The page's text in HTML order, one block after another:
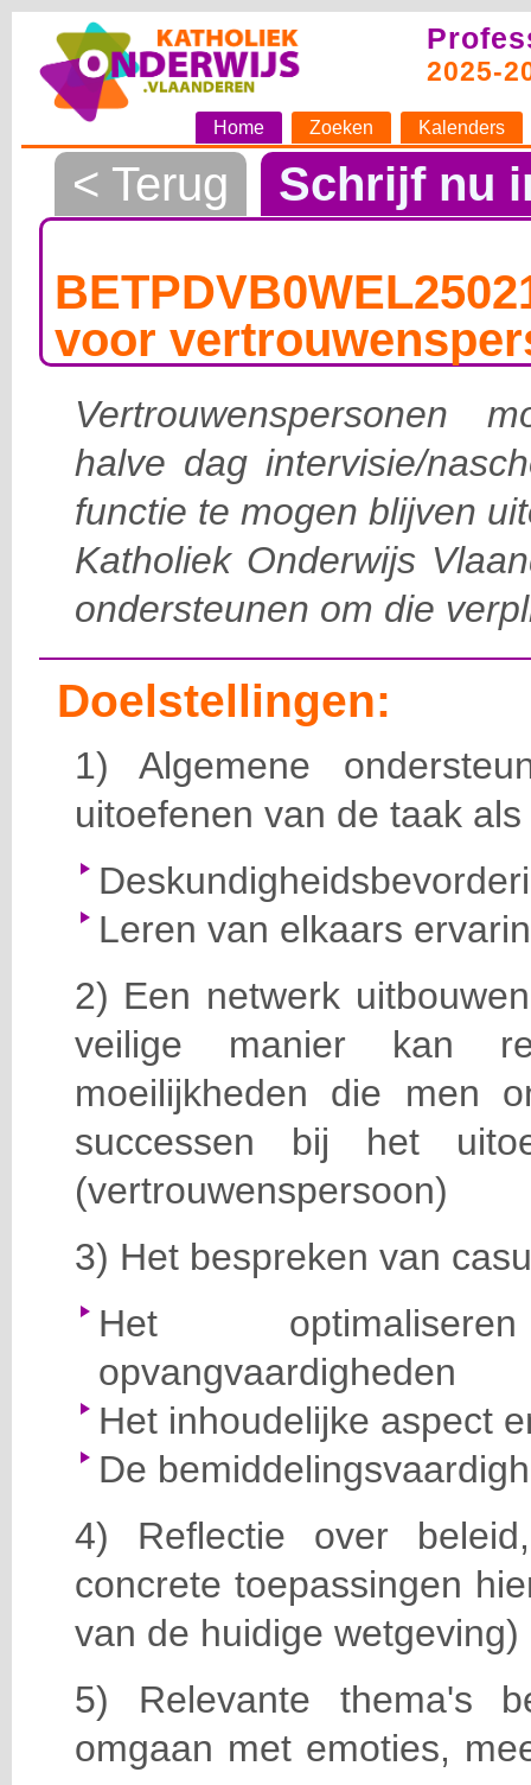
2025-
Home Zoeken Kalenders
< Terug Schrijf nu
voor
Vertrouwenspersonen
halve dag intervisie/
functie te mogen blijven
Katholiek Onderwijs
ondersteunen om die
Doelstellingen:
1) Algemene
uitoefenen van de taak
Leren van elkaars
2) Een netwerk
veilige manier kan
moeilijkheden die men
successen bij het
(vertrouwenspersoon)
3) Het bespreken van
Het
opvangvaardigheden
Het inhoudelijke aspect
De
4) Reflectie over
concrete toepassingen
van de huidige wetgeving)
5) Relevante thema's
omgaan met emoties,